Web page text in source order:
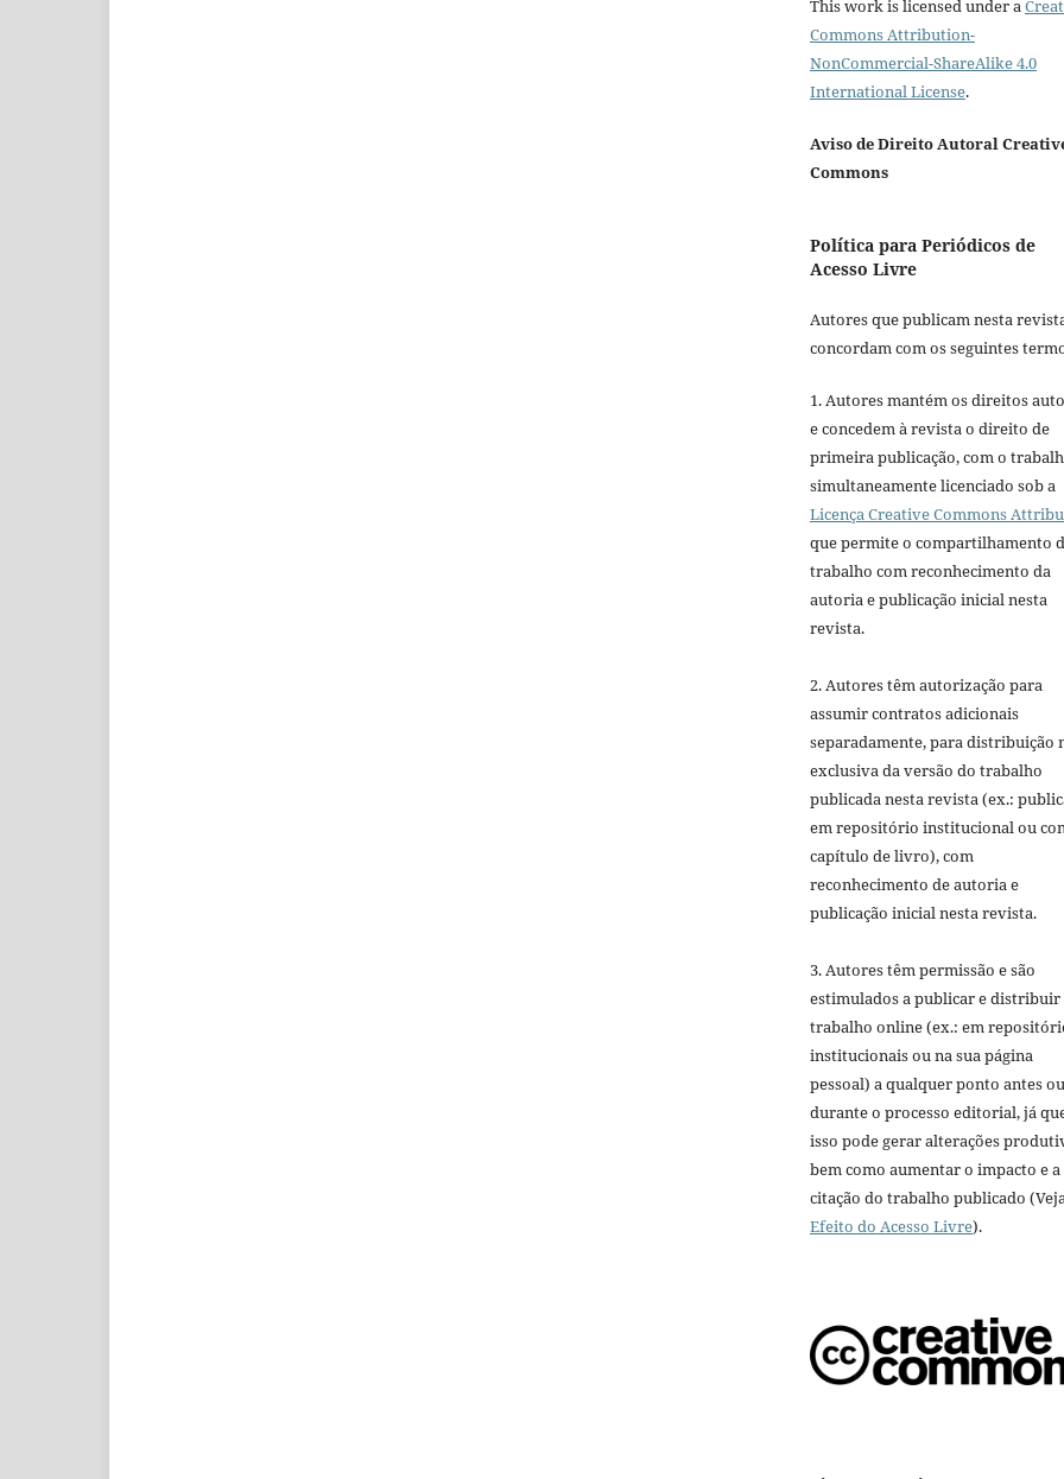
This work is licensed under a
Commons Attribution-
NonCommercial-ShareAlike 4.0
International License.
Aviso de Direito Autoral
Commons
Política para Periódicos de
Acesso Livre
Autores que publicam nesta
concordam com os seguintes
1. Autores mantém os direitos
e concedem à revista o direito de
primeira publicação, com o
simultaneamente licenciado sob a
Licença Creative Commons
que permite o compartilhamento
trabalho com reconhecimento da
autoria e publicação inicial nesta
revista.
2. Autores têm autorização para
assumir contratos adicionais
separadamente, para distribuição
exclusiva da versão do trabalho
publicada nesta revista (ex.:
em repositório institucional ou
capítulo de livro), com
reconhecimento de autoria e
publicação inicial nesta revista.
3. Autores têm permissão e são
estimulados a publicar e distribuir
trabalho online (ex.: em
institucionais ou na sua página
pessoal) a qualquer ponto antes ou
durante o processo editorial, já
isso pode gerar alterações
bem como aumentar o impacto e a
citação do trabalho publicado
Efeito do Acesso Livre).